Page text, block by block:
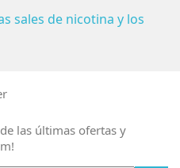
sales de nicotina y los
las últimas ofertas y